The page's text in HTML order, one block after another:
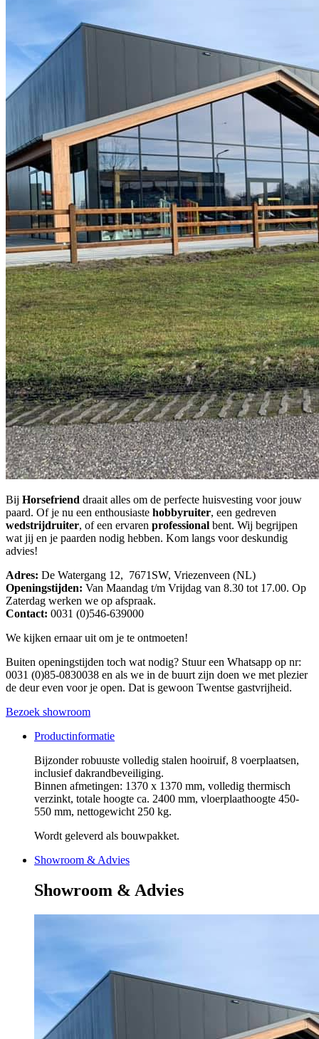
Bij Horsefriend draait alles om de perfecte huisvesting voor jouw
paard. Of je nu een enthousiaste hobbyruiter, een gedreven
wedstrijdruiter, of een ervaren professional bent. Wij begrijpen
wat jij en je paarden nodig hebben. Kom langs voor deskundig
advies!
Adres: De Watergang 12, 7671SW, Vriezenveen (NL)
Openingstijden: Van Maandag t/m Vrijdag van 8.30 tot 17.00. Op
Zaterdag werken we op afspraak.
Contact: 0031 (0)546-639000
We kijken ernaar uit om je te ontmoeten!
Buiten openingstijden toch wat nodig? Stuur een Whatsapp op nr:
0031 (0)85-0830038 en als we in de buurt zijn doen we met plezier
de deur even voor je open. Dat is gewoon Twentse gastvrijheid.
Bezoek showroom
Productinformatie
Bijzonder robuuste volledig stalen hooiruif, 8 voerplaatsen,
inclusief dakrandbeveiliging.
Binnen afmetingen: 1370 x 1370 mm, volledig thermisch
verzinkt, totale hoogte ca. 2400 mm, vloerplaathoogte 450-
550 mm, nettogewicht 250 kg.
Wordt geleverd als bouwpakket.
Showroom & Advies
Showroom & Advies